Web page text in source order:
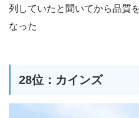
列していたと聞いてから品質
なった
28位：カインズ